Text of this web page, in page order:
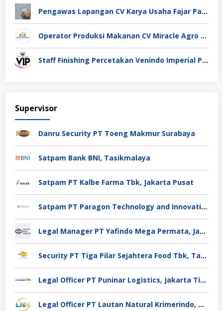
Pengawas Lapangan CV Karya Usaha Fajar Pasuruan
Operator Produksi Makanan CV Miracle Agro Spices Sidoarjo
Staff Finishing Percetakan Venindo Imperial Perkasa Bandung Kota
Supervisor
Danru Security PT Toeng Makmur Surabaya
Satpam Bank BNI, Tasikmalaya
Satpam PT Kalbe Farma Tbk, Jakarta Pusat
Satpam PT Paragon Technology and Innovation Jakarta
Legal Manager PT Yafindo Mega Permata, Jakarta Barat
Security PT Tiga Pilar Sejahtera Food Tbk, Tangerang
Legal Officer PT Puninar Logistics, Jakarta Timur
Legal Officer PT Lautan Natural Krimerindo, Mojokerto